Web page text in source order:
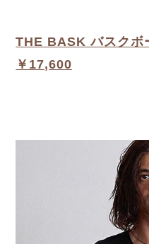
THE BASK バスクボ
￥17,600